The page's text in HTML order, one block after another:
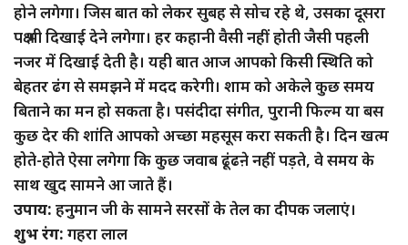
होने लगेगा। जिस बात को लेकर सुबह से सोच रहे थे, उसका दूसरा
पक्ष भी दिखाई देने लगेगा। हर कहानी वैसी नहीं होती जैसी पहली
नजर में दिखाई देती है। यही बात आज आपको किसी स्थिति को
बेहतर ढंग से समझने में मदद करेगी। शाम को अकेले कुछ समय
बिताने का मन हो सकता है। पसंदीदा संगीत, पुरानी फिल्म या बस
कुछ देर की शांति आपको अच्छा महसूस करा सकती है। दिन खत्म
होते-होते ऐसा लगेगा कि कुछ जवाब ढूंढऩे नहीं पड़ते, वे समय के
साथ खुद सामने आ जाते हैं।
उपाय: हनुमान जी के सामने सरसों के तेल का दीपक जलाएं।
शुभ रंग: गहरा लाल